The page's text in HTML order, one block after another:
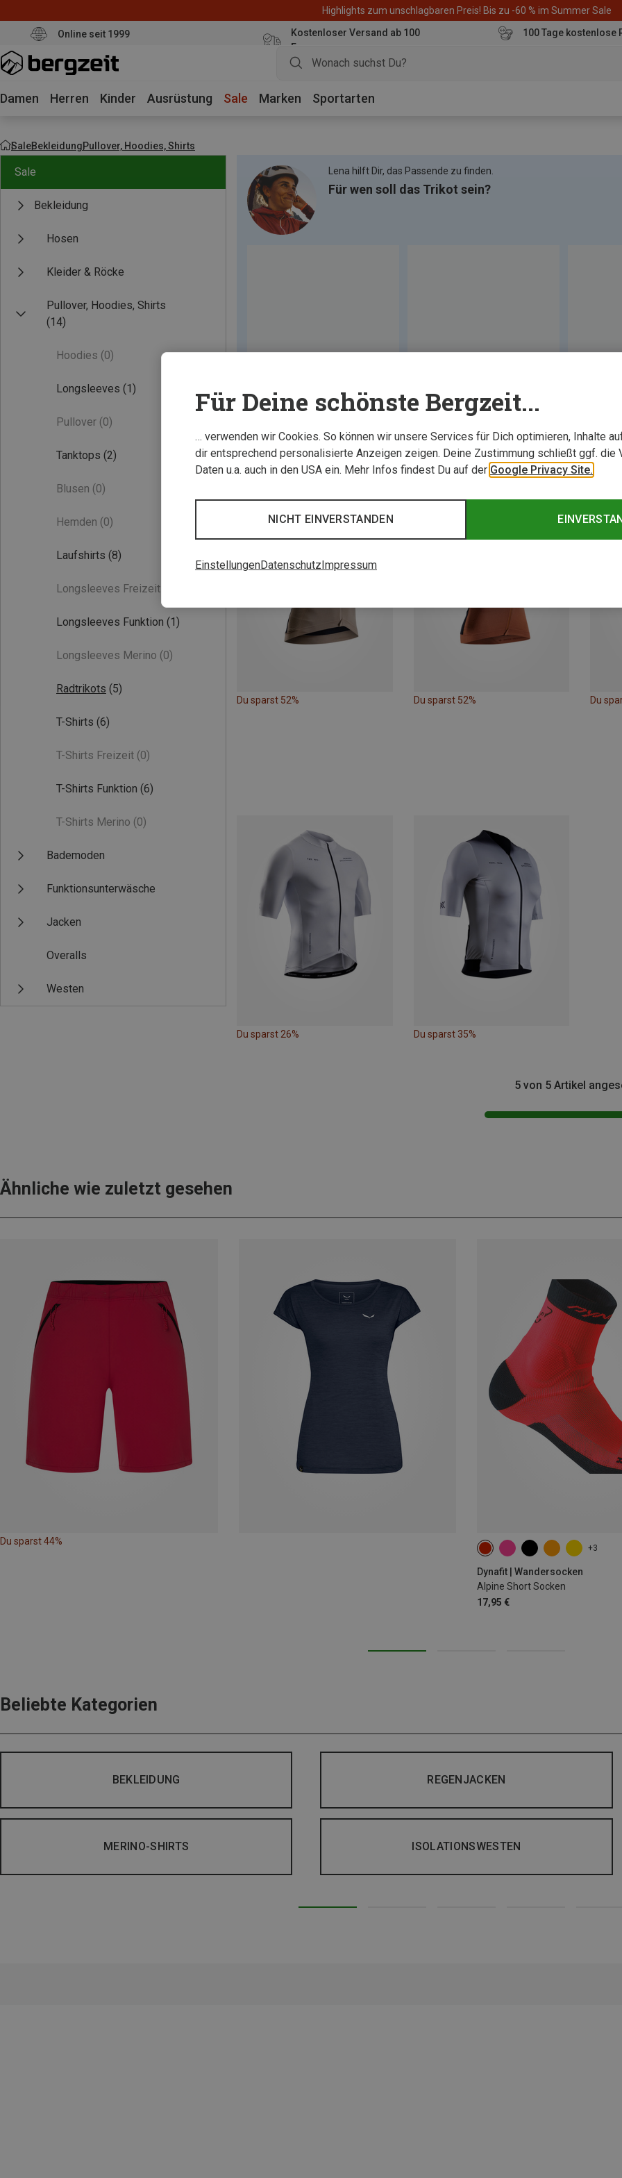
Highlights zum unschlagbaren Preis! Bis zu -60 % im Summer Sale
Online seit 1999
Kostenloser Versand ab 100
Euro
100 Tage kostenlose
Damen Herren Kinder Ausrüstung Sale Marken Sportarten
SaleBekleidungPullover, Hoodies, Shirts
Sale
Bekleidung
Hosen
Kleider & Röcke
Pullover, Hoodies, Shirts
(14)
Hoodies (0)
Longsleeves (1)
Pullover (0)
Tanktops (2)
Blusen (0)
Hemden (0)
Laufshirts (8)
Longsleeves Freizeit
Longsleeves Funktion (1)
Longsleeves Merino (0)
Radtrikots (5)
T-Shirts (6)
T-Shirts Freizeit (0)
T-Shirts Funktion (6)
T-Shirts Merino (0)
Bademoden
Funktionsunterwäsche
Jacken
Overalls
Westen
Lena hilft Dir, das Passende zu finden.
Für wen soll das Trikot sein?
Du sparst 52% Du sparst 52% Du
Du sparst 26% Du sparst 35%
5 von 5 Artikel
Ähnliche wie zuletzt gesehen
Du sparst 44%
+3
Dynafit | Wandersocken
Alpine Short Socken
17,95 €
39|40|41|42 43|44|45|46
Beliebte Kategorien
BEKLEIDUNG REGENJACKEN
MERINO-SHIRTS ISOLATIONSWESTEN
Für Deine schönste Bergzeit...
… verwenden wir Cookies. So können wir unsere Services für Dich optimieren, Inhalte
dir entsprechend personalisierte Anzeigen zeigen. Deine Zustimmung schließt ggf. die
Daten u.a. auch in den USA ein. Mehr Infos findest Du auf der Google Privacy Site.
NICHT EINVERSTANDEN
EinstellungenDatenschutz Impressum